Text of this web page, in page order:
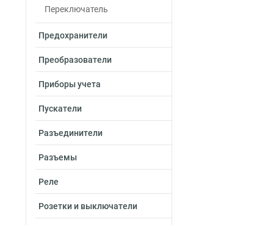
Переключатель
Предохранители
Преобразователи
Приборы учета
Пускатели
Разъединители
Разъемы
Реле
Розетки и выключатели